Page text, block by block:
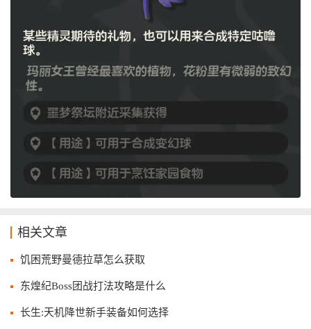
相关文章
饥困荒野曼德拉草怎么获取
东煌纪Boss团战打法攻略是什么
长生:天机降世新手装备如何选择